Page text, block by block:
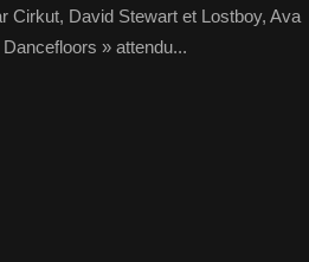
Cirkut, David Stewart et Lostboy, Ava
» attendu...